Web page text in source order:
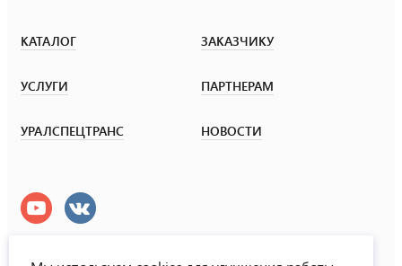
КАТАЛОГ ЗАКАЗЧИКУ
УСЛУГИ ПАРТНЕРАМ
УРАЛСПЕЦТРАНС НОВОСТИ